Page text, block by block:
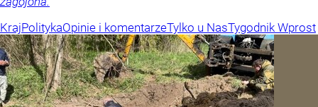
KrajPolitykaOpinie i komentarzeTylko u NasTygodnik Wprost